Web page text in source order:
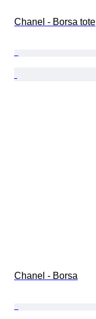
Chanel - Borsa tote
Chanel - Borsa